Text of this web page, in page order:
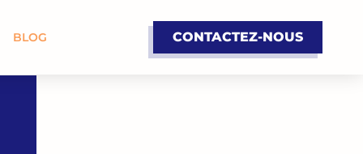
BLOG CONTACTEZ-NOUS